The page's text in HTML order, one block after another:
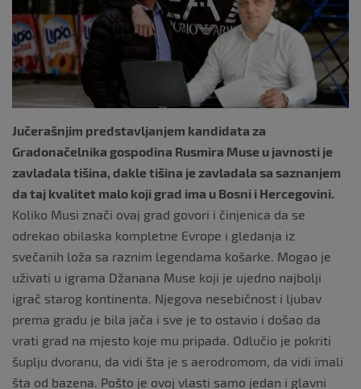
Jučerašnjim predstavljanjem kandidata za
Gradonačelnika gospodina Rusmira Muse u javnosti je
zavladala tišina, dakle tišina je zavladala sa saznanjem
da taj kvalitet malo koji grad ima u Bosni i Hercegovini.
Koliko Musi znači ovaj grad govori i činjenica da se
odrekao obilaska kompletne Evrope i gledanja iz
svečanih loža sa raznim legendama košarke. Mogao je
uživati u igrama Džanana Muse koji je ujedno najbolji
igrač starog kontinenta. Njegova nesebičnost i ljubav
prema gradu je bila jača i sve je to ostavio i došao da
vrati grad na mjesto koje mu pripada. Odlučio je pokriti
šuplju dvoranu, da vidi šta je s aerodromom, da vidi imali
šta od bazena. Pošto je ovoj vlasti samo jedan i glavni